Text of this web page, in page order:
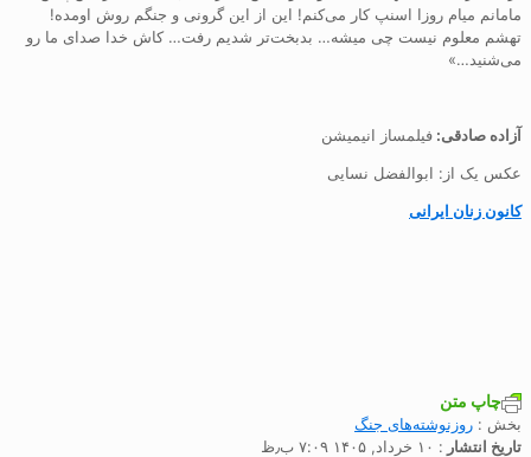
مامانم میام روزا اسنپ کار می‌کنم! این از این گرونی و جنگم روش اومده!
تهشم معلوم نیست چی میشه… بدبخت‌تر شدیم رفت… کاش خدا صدای ما رو
می‌شنید…»
آزاده صادقی: فیلمساز انیمیشن
عکس یک از: ابوالفضل نسایی
کانون زنان ایرانی
چاپ متن
بخش : روزنوشته‌های جنگ
تاریخ انتشار : ۱۰ خرداد, ۱۴۰۵ ۷:۰۹ ب٫ظ